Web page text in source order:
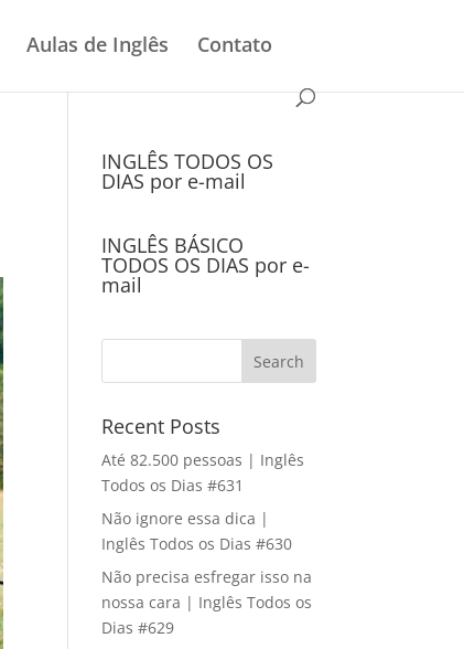
Aulas de Inglês Contato
INGLÊS TODOS OS
DIAS por e-mail
INGLÊS BÁSICO
TODOS OS DIAS por e-
mail
Recent Posts
Até 82.500 pessoas | Inglês
Todos os Dias #631
Não ignore essa dica |
Inglês Todos os Dias #630
Não precisa esfregar isso na
nossa cara | Inglês Todos os
Dias #629